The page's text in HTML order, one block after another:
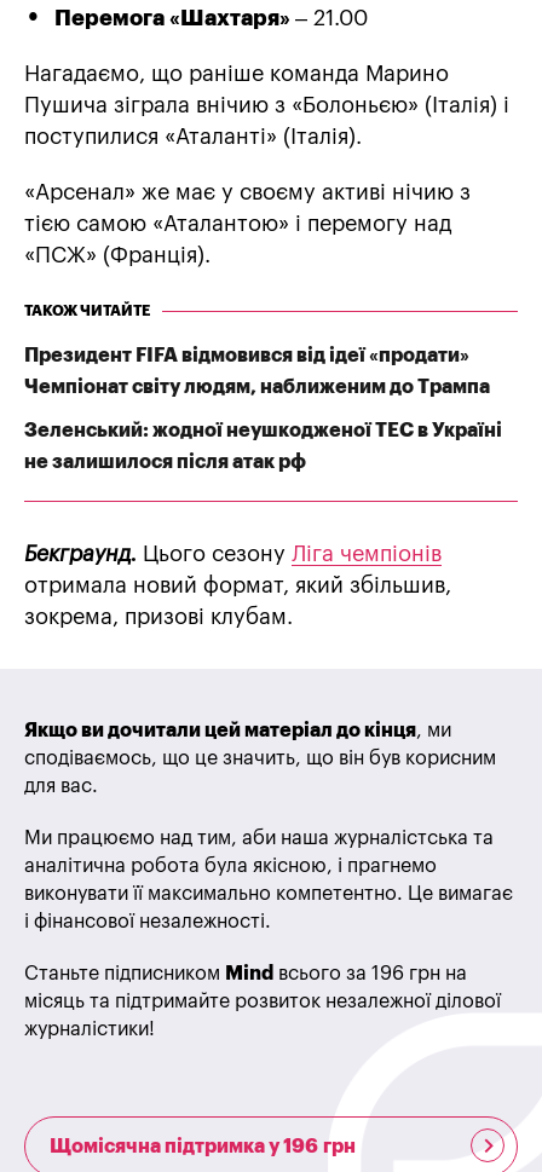
Перемога «Шахтаря» – 21.00
Нагадаємо, що раніше команда Марино
Пушича зіграла внічию з «Болоньєю» (Італія) і
поступилися «Аталанті» (Італія).
«Арсенал» же має у своєму активі нічию з
тією самою «Аталантою» і перемогу над
«ПСЖ» (Франція).
ТАКОЖ ЧИТАЙТЕ
Президент FIFA відмовився від ідеї «продати»
Чемпіонат світу людям, наближеним до Трампа
Зеленський: жодної неушкодженої ТЕС в Україні
не залишилося після атак рф
Бекграунд. Цього сезону Ліга чемпіонів
отримала новий формат, який збільшив,
зокрема, призові клубам.
Якщо ви дочитали цей матеріал до кінця, ми
сподіваємось, що це значить, що він був корисним
для вас.
Ми працюємо над тим, аби наша журналістська та
аналітична робота була якісною, і прагнемо
виконувати її максимально компетентно. Це вимагає
і фінансової незалежності.
Станьте підписником Mind всього за 196 грн на
місяць та підтримайте розвиток незалежної ділової
журналістики!
Щомісячна підтримка у 196 грн